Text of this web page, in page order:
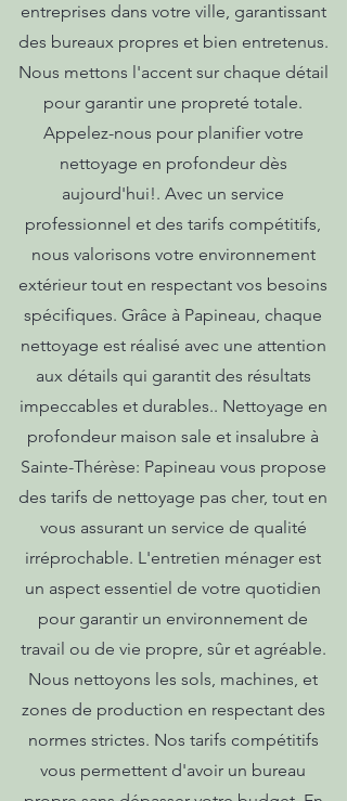
entreprises dans votre ville, garantissant
des bureaux propres et bien entretenus.
Nous mettons l'accent sur chaque détail
pour garantir une propreté totale.
Appelez-nous pour planifier votre
nettoyage en profondeur dès
aujourd'hui!. Avec un service
professionnel et des tarifs compétitifs,
nous valorisons votre environnement
extérieur tout en respectant vos besoins
spécifiques. Grâce à Papineau, chaque
nettoyage est réalisé avec une attention
aux détails qui garantit des résultats
impeccables et durables.. Nettoyage en
profondeur maison sale et insalubre à
Sainte-Thérèse: Papineau vous propose
des tarifs de nettoyage pas cher, tout en
vous assurant un service de qualité
irréprochable. L'entretien ménager est
un aspect essentiel de votre quotidien
pour garantir un environnement de
travail ou de vie propre, sûr et agréable.
Nous nettoyons les sols, machines, et
zones de production en respectant des
normes strictes. Nos tarifs compétitifs
vous permettent d'avoir un bureau